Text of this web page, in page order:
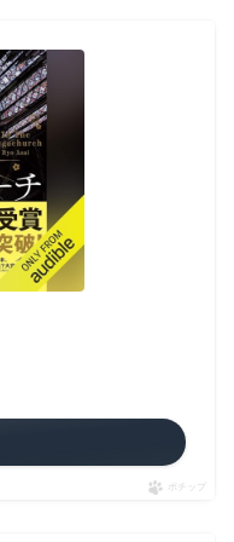
ポチップ